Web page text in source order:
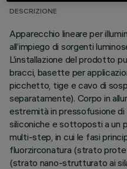
DESCRIZIONE
Apparecchio lineare per
all’impiego di sorgenti
L’installazione del prodotto
bracci, basette per
picchetto, tige e cavo di
separatamente). Corpo in
estremità in pressofusione di
siliconiche e sottoposti a un
multi-step, in cui le fasi
fluorzirconatura (strato
(strato nano-strutturato ai